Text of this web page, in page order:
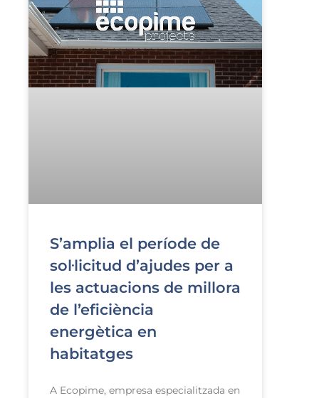
S’amplia el període de
sol·licitud d’ajudes per a
les actuacions de millora
de l’eficiència
energètica en
habitatges
A Ecopime, empresa especialitzada en